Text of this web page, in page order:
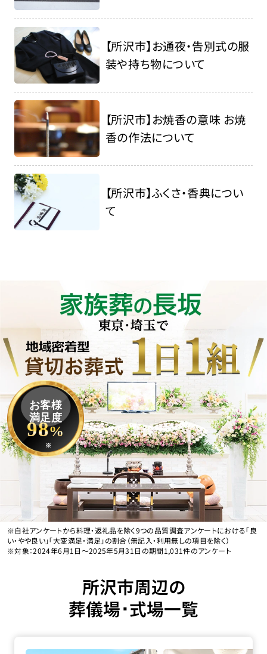
【所沢市】お通夜・告別式の服
装や持ち物について
【所沢市】お焼香の意味 お焼
香の作法について
【所沢市】ふくさ・香典につい
て
お客様
満足度
98%
※
※自社アンケートから料理・返礼品を除く9つの品質調査アンケートにおける「良
い・やや良い」「大変満足・満足」の割合（無記入・利用無しの項目を除く）
※対象：2024年6月1日〜2025年5月31日の期間1,031件のアンケート
所沢市周辺の
葬儀場･式場一覧
家族葬の長坂 東所沢の詳細へ